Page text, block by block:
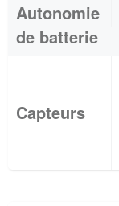
Autonomie
de batterie
Capteurs